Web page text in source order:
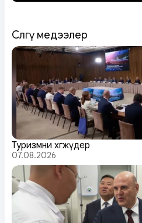
Сөөлгү медээлер
Туризмни хөгжүдер
07.08.2026